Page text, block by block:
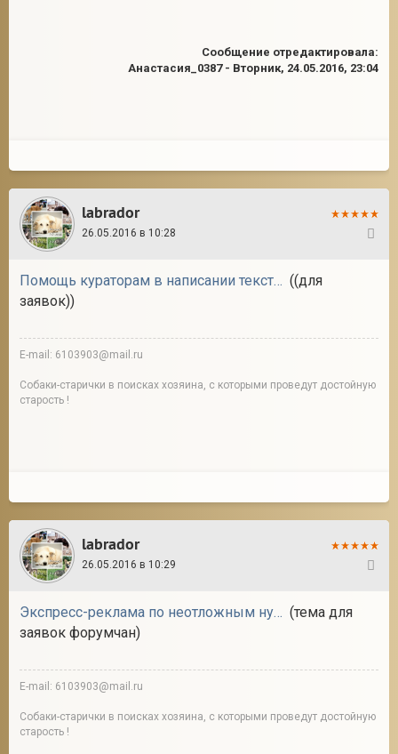
Сообщение отредактировала:
Анастасия_0387- Вторник, 24.05.2016, 23:04
labrador
26.05.2016 в 10:28
Помощь кураторам в написании текстов ((для
заявок))
E-mail: 6103903@mail.ru
Собаки-старички в поисках хозяина, с которыми проведут достойную
старость !
labrador
26.05.2016 в 10:29
Экспресс-реклама по неотложным нуждам (тема для
заявок форумчан)
E-mail: 6103903@mail.ru
Собаки-старички в поисках хозяина, с которыми проведут достойную
старость !